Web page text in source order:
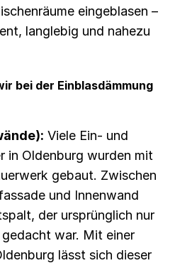
eingeblasen –
langlebig und nahezu
bei der Einblasdämmung
Viele Ein- und
in Oldenburg wurden mit
gebaut. Zwischen
und Innenwand
der ursprünglich nur
war. Mit einer
lässt sich dieser